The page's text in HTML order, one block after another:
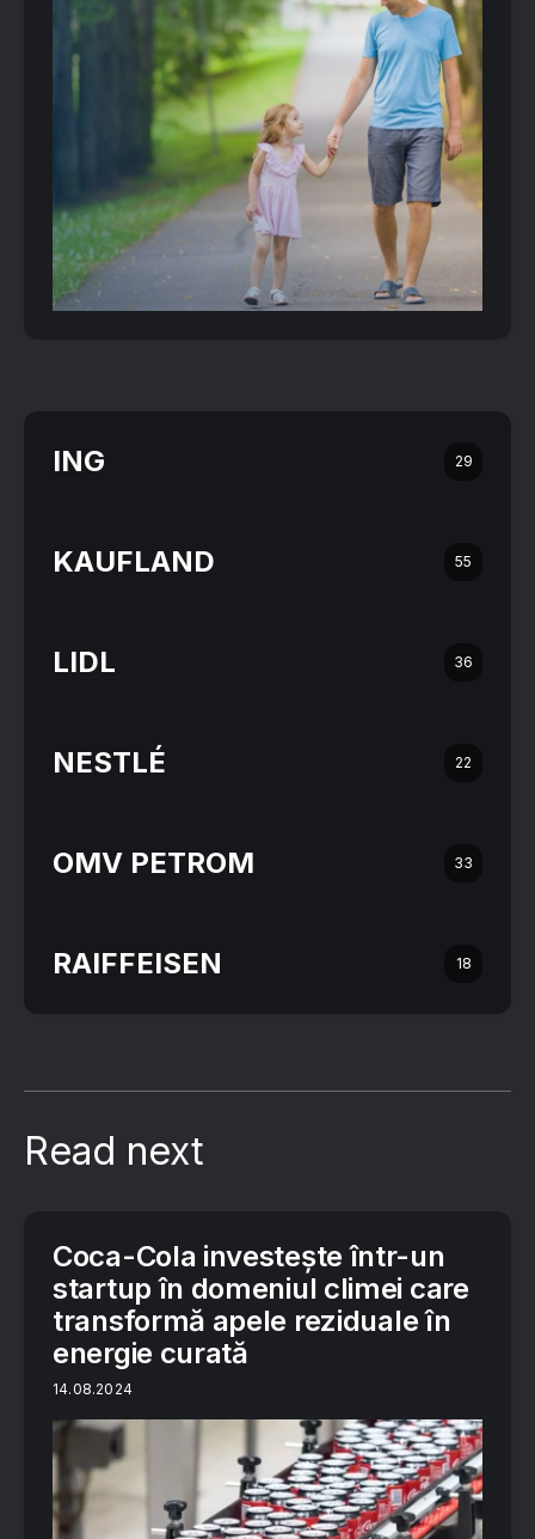
ING 29
KAUFLAND 55
LIDL 36
NESTLÉ 22
OMV PETROM 33
RAIFFEISEN 18
Read next
Coca-Cola investește într-un
startup în domeniul climei care
transformă apele reziduale în
energie curată
14.08.2024